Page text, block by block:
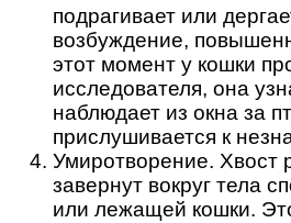
подрагивает или
возбуждение,
этот момент у кошки
исследователя, она
наблюдает из окна за
прислушивается к
Умиротворение. Хвост
завернут вокруг тела
или лежащей кошки.